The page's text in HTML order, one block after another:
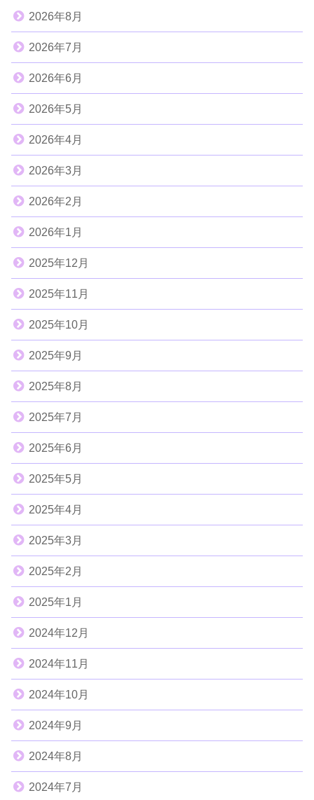
2026年8月
2026年7月
2026年6月
2026年5月
2026年4月
2026年3月
2026年2月
2026年1月
2025年12月
2025年11月
2025年10月
2025年9月
2025年8月
2025年7月
2025年6月
2025年5月
2025年4月
2025年3月
2025年2月
2025年1月
2024年12月
2024年11月
2024年10月
2024年9月
2024年8月
2024年7月